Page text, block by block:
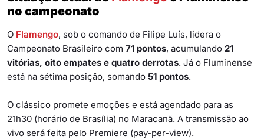
no campeonato
O Flamengo, sob o comando de Filipe Luís, lidera o
Campeonato Brasileiro com 71 pontos, acumulando 21
vitórias, oito empates e quatro derrotas. Já o Fluminense
está na sétima posição, somando 51 pontos.
O clássico promete emoções e está agendado para as
21h30 (horário de Brasília) no Maracanã. A transmissão ao
vivo será feita pelo Premiere (pay-per-view).